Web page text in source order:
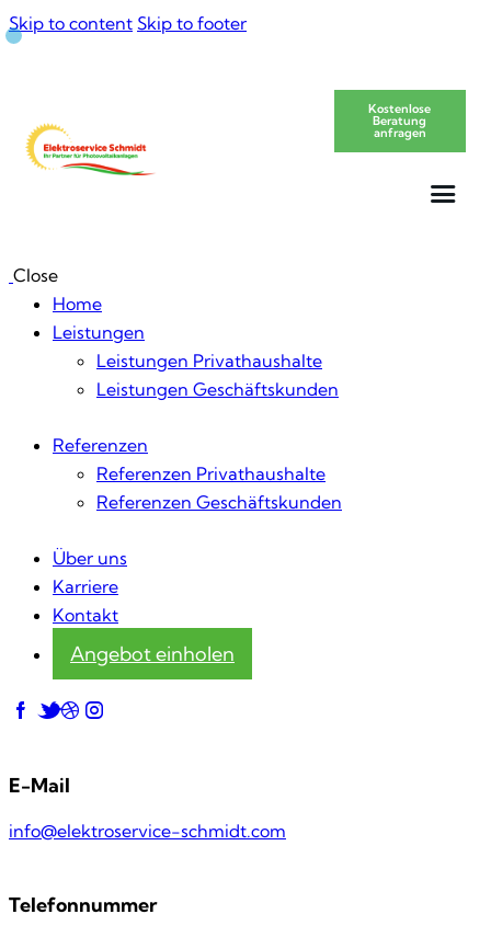
Skip to content Skip to footer
Kostenlose
Beratung
anfragen
Close
Home
Leistungen
Leistungen Privathaushalte
Leistungen Geschäftskunden
Referenzen
Referenzen Privathaushalte
Referenzen Geschäftskunden
Über uns
Karriere
Kontakt
Angebot einholen
E-Mail
info@elektroservice-schmidt.com
Telefonnummer